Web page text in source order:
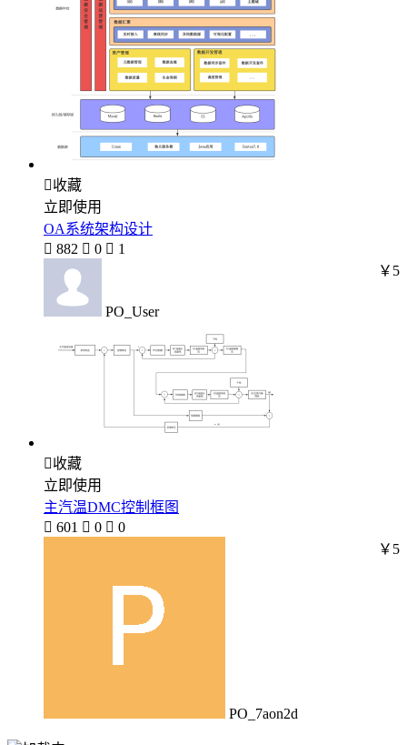
收藏
立即使用
OA系统架构设计
 882  0  1
PO_User
￥5
收藏
立即使用
主汽温DMC控制框图
 601  0  0
PO_7aon2d
￥5